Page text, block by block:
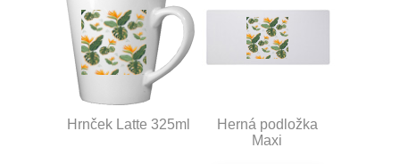
Hrnček Latte 325ml
Herná podložka
Maxi